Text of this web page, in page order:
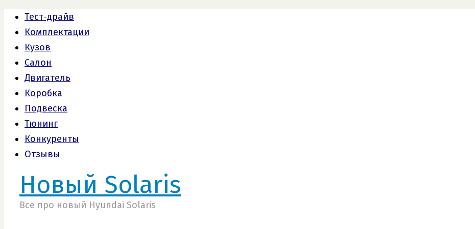
Тест-драйв
Комплектации
Кузов
Салон
Двигатель
Коробка
Подвеска
Тюнинг
Конкуренты
Отзывы
Новый Solaris
Все про новый Hyundai Solaris